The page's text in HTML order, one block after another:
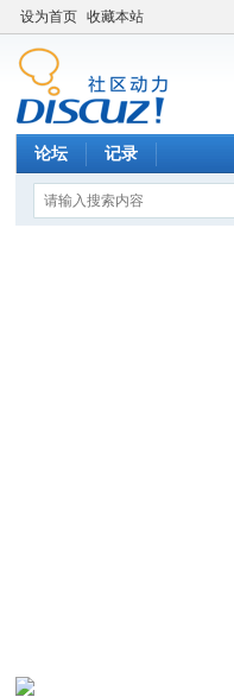
设为首页 收藏本站
论坛 记录